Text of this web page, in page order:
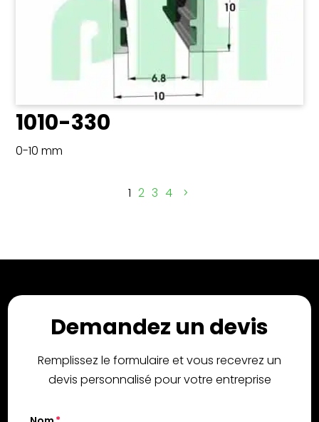
1010-330
0-10 mm
1 2 3 4
Demandez un devis
Remplissez le formulaire et vous recevrez un
devis personnalisé pour votre entreprise